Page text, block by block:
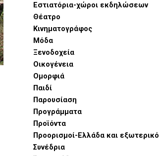
Εστιατόρια-χώροι εκδηλώσεων
Θέατρο
Κινηματογράφος
Μόδα
Ξενοδοχεία
Οικογένεια
Ομορφιά
Παιδί
Παρουσίαση
Προγράμματα
Προϊόντα
Προορισμοί-Ελλάδα και εξωτερικό
Συνέδρια